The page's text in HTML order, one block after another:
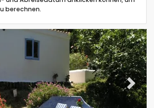
berechnen.
Next